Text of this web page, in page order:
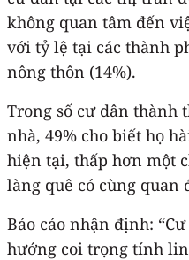
không quan tâm đến
với tỷ lệ tại các thành
nông thôn (14%).
Trong số cư dân thành
nhà, 49% cho biết họ
hiện tại, thấp hơn một
làng quê có cùng quan
Báo cáo nhận định:
hướng coi trọng tính